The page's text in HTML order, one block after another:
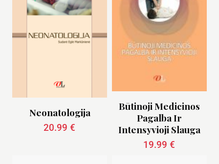
Neonatologija
20.99 €
Būtinoji Medicinos
Pagalba Ir
Intensyvioji Slauga
19.99 €